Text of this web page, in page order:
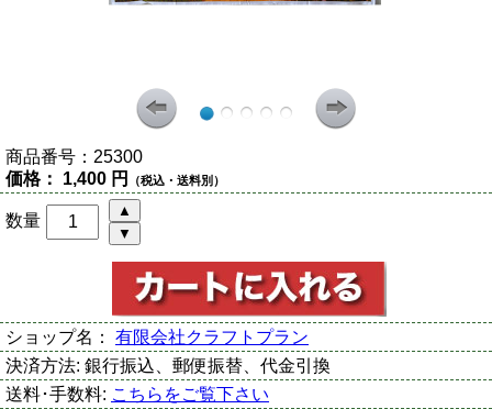
商品番号： 25300
価格： 1,400 円 （税込・送料別）
数量
ショップ名： 有限会社クラフトプラン
決済方法: 銀行振込、郵便振替、代金引換
送料･手数料: こちらをご覧下さい